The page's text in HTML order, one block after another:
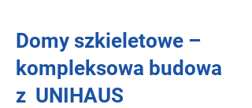
Domy szkieletowe –
kompleksowa budowa
z UNIHAUS